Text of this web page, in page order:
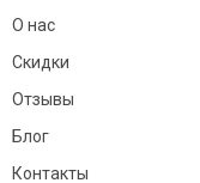
О нас
Скидки
Отзывы
Блог
Контакты